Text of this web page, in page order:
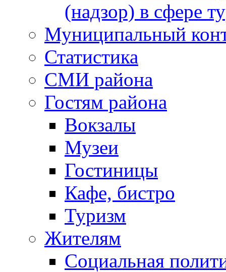
(надзор) в сфере
Муниципальный
Статистика
СМИ района
Гостям района
Вокзалы
Музеи
Гостиницы
Кафе, бистро
Туризм
Жителям
Социальная